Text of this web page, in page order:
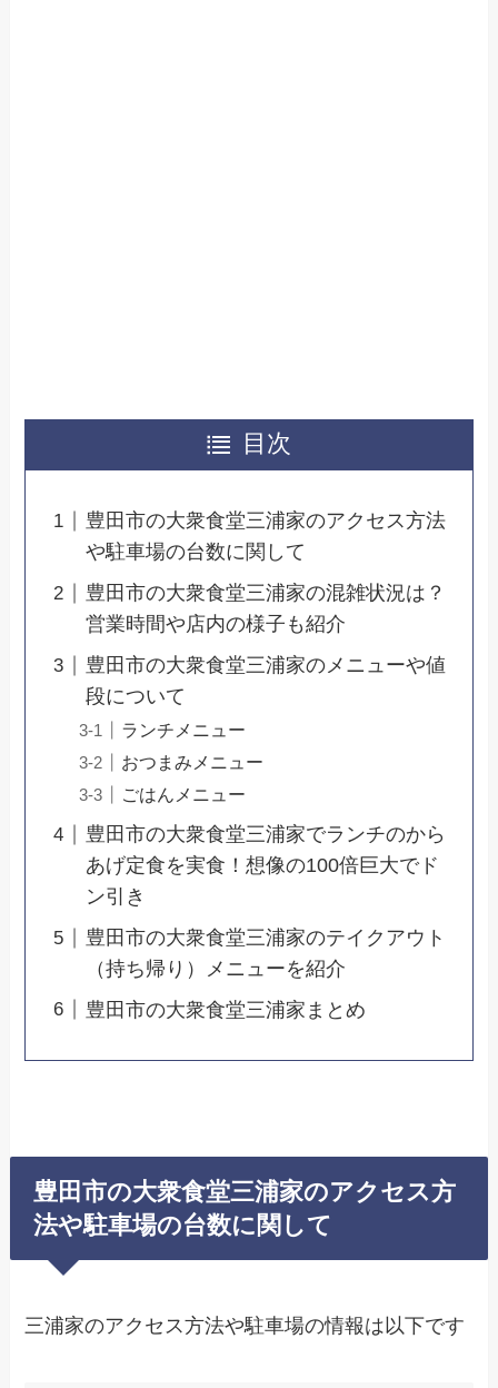
目次
豊田市の大衆食堂三浦家のアクセス方法
や駐車場の台数に関して
豊田市の大衆食堂三浦家の混雑状況は？
営業時間や店内の様子も紹介
豊田市の大衆食堂三浦家のメニューや値
段について
ランチメニュー
おつまみメニュー
ごはんメニュー
豊田市の大衆食堂三浦家でランチのから
あげ定食を実食！想像の100倍巨大でド
ン引き
豊田市の大衆食堂三浦家のテイクアウト
（持ち帰り）メニューを紹介
豊田市の大衆食堂三浦家まとめ
豊田市の大衆食堂三浦家のアクセス方
法や駐車場の台数に関して
三浦家のアクセス方法や駐車場の情報は以下です